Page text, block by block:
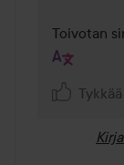
Toivotan
Tykkää